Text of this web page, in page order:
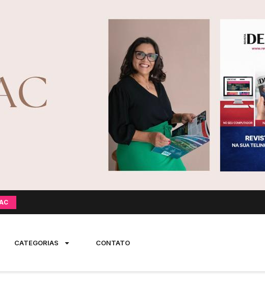
CATEGORIAS CONTATO